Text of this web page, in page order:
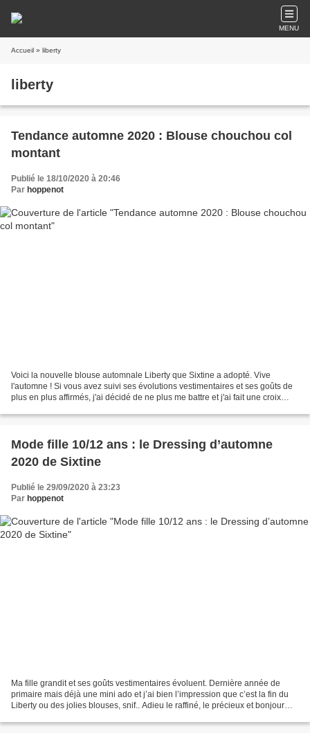
MENU
Accueil » liberty
liberty
Tendance automne 2020 : Blouse chouchou col
montant
Publié le 18/10/2020 à 20:46
Par hoppenot
Voici la nouvelle blouse automnale Liberty que Sixtine a adopté. Vive
l'automne ! Si vous avez suivi ses évolutions vestimentaires et ses goûts de
plus en plus affirmés, j'ai décidé de ne plus me battre et j'ai fait une croix
Mode fille 10/12 ans : le Dressing d’automne
2020 de Sixtine
Publié le 29/09/2020 à 23:23
Par hoppenot
Ma fille grandit et ses goûts vestimentaires évoluent. Dernière année de
primaire mais déjà une mini ado et j’ai bien l’impression que c’est la fin du
Liberty ou des jolies blouses, snif.. Adieu le raffiné, le précieux et bonjour